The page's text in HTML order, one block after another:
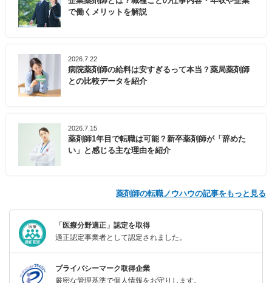
で働くメリットを解説
2026.7.22
病院薬剤師の給料は安すぎるって本当？薬局薬剤師
との比較データを紹介
2026.7.15
薬剤師1年目で転職は可能？新卒薬剤師が「辞めた
い」と感じる主な理由を紹介
薬剤師の転職ノウハウの記事をもっと見る
「医療分野適正」認定を取得
適正認定事業者として認定されました。
プライバシーマーク取得企業
厳密な管理基準で個人情報をお守りします。